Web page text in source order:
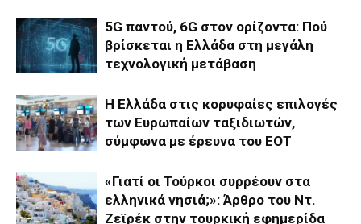
5G παντού, 6G στον ορίζοντα: Πού
βρίσκεται η Ελλάδα στη μεγάλη
τεχνολογική μετάβαση
Η Ελλάδα στις κορυφαίες επιλογές
των Ευρωπαίων ταξιδιωτών,
σύμφωνα με έρευνα του ΕΟΤ
«Γιατί οι Τούρκοι συρρέουν στα
ελληνικά νησιά;»: Άρθρο του Ντ.
Ζεϊρέκ στην τουρκική εφημερίδα